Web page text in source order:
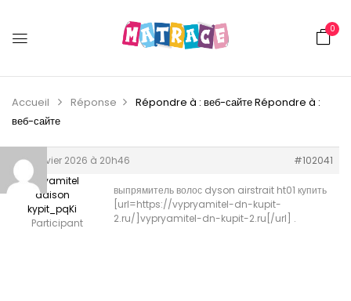
0
Accueil Réponse Répondre à : веб-сайтеRépondre à :
веб-сайте
10 janvier 2026 à 20h46
#102041
vipryamitel
daison
kypit_pqKi
Participant
выпрямитель волос dyson airstrait ht01 купить
[url=https://vypryamitel-dn-kupit-
2.ru/]vypryamitel-dn-kupit-2.ru[/url] .